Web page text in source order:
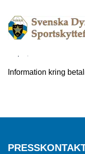
Viktig
till SDSSF
Information kring